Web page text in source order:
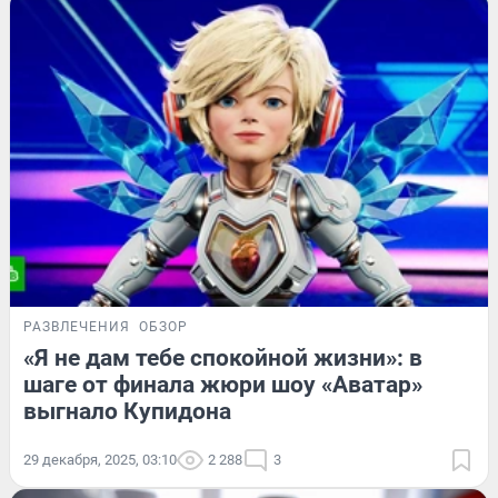
РАЗВЛЕЧЕНИЯ ОБЗОР
«Я не дам тебе спокойной жизни»: в
шаге от финала жюри шоу «Аватар»
выгнало Купидона
29 декабря, 2025, 03:10 2 288 3